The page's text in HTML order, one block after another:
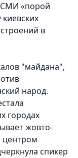
СМИ «порой
в
"майдана",
народ.
городах
жовто-
центром
спикер